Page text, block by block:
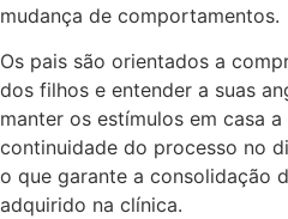
mudança de comportamentos.
Os pais são orientados a
dos filhos e entender a suas
manter os estímulos em casa
continuidade do processo no
o que garante a consolidação
adquirido na clínica.